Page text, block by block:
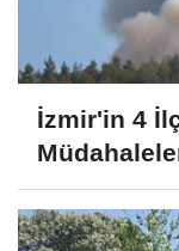
İzmir'in 4